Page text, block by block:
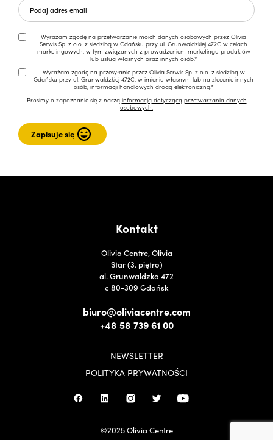
Wyrażam zgodę na przetwarzanie moich danych osobowych przez Olivia
Serwis Sp. z o.o. z siedzibą w Gdańsku przy ul. Grunwaldzkiej 472C w celach
marketingowych, w tym związanych z prowadzeniem marketingu produktów
lub usług własnych oraz innych osób.*
Wyrażam zgodę na przesyłanie przez Olivia Serwis Sp. z o.o. z siedzibą w
Gdańsku przy ul. Grunwaldzkiej 472C, w imieniu własnym lub na zlecenie innych
osób, informacji handlowych drogą elektroniczną.*
Prosimy o zapoznanie się z naszą informacją dotyczącą przetwarzania danych
osobowych.
Kontakt
Olivia Centre, Olivia
Star (3. piętro)
al. Grunwaldzka 472
c 80-309 Gdańsk
biuro@oliviacentre.com
+48 58 739 61 00
NEWSLETTER
POLITYKA PRYWATNOŚCI
©2025 Olivia Centre